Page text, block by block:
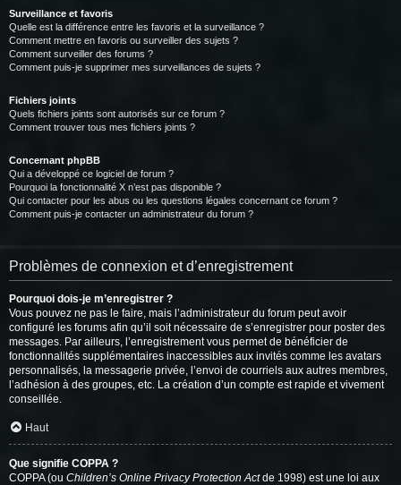
Surveillance et favoris
Quelle est la différence entre les favoris et la surveillance ?
Comment mettre en favoris ou surveiller des sujets ?
Comment surveiller des forums ?
Comment puis-je supprimer mes surveillances de sujets ?
Fichiers joints
Quels fichiers joints sont autorisés sur ce forum ?
Comment trouver tous mes fichiers joints ?
Concernant phpBB
Qui a développé ce logiciel de forum ?
Pourquoi la fonctionnalité X n’est pas disponible ?
Qui contacter pour les abus ou les questions légales concernant ce forum ?
Comment puis-je contacter un administrateur du forum ?
Problèmes de connexion et d’enregistrement
Pourquoi dois-je m’enregistrer ?
Vous pouvez ne pas le faire, mais l’administrateur du forum peut avoir
configuré les forums afin qu’il soit nécessaire de s’enregistrer pour poster des
messages. Par ailleurs, l’enregistrement vous permet de bénéficier de
fonctionnalités supplémentaires inaccessibles aux invités comme les avatars
personnalisés, la messagerie privée, l’envoi de courriels aux autres membres,
l’adhésion à des groupes, etc. La création d’un compte est rapide et vivement
conseillée.
Haut
Que signifie COPPA ?
COPPA (ou Children’s Online Privacy Protection Actde 1998) est une loi aux